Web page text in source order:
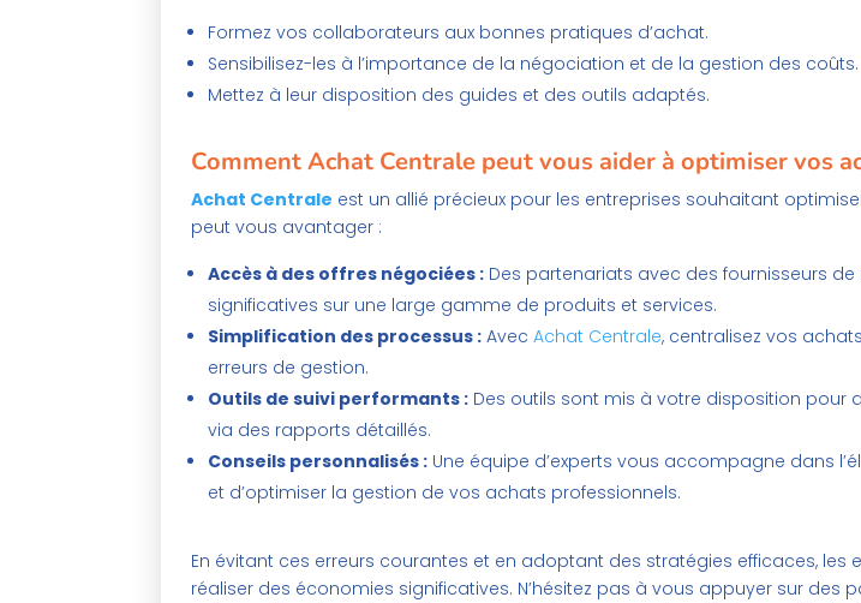
Formez vos collaborateurs aux bonnes pratiques d’achat.
Sensibilisez-les à l’importance de la négociation et de la gestion des coûts.
Mettez à leur disposition des guides et des outils adaptés.
Comment Achat Centrale peut vous aider à optimiser vos
Achat Centrale est un allié précieux pour les entreprises souhaitant
peut vous avantager :
Accès à des offres négociées : Des partenariats avec des fournisseurs
significatives sur une large gamme de produits et services.
Simplification des processus : AvecAchat Centrale, centralisez vos
erreurs de gestion.
Outils de suivi performants : Des outils sont mis à votre disposition pour
via des rapports détaillés.
Conseils personnalisés : Une équipe d’experts vous accompagne dans
et d’optimiser la gestion de vos achats professionnels.
En évitant ces erreurs courantes et en adoptant des stratégies efficaces,
réaliser des économies significatives. N’hésitez pas à vous appuyer sur